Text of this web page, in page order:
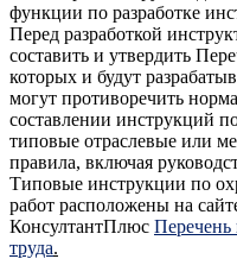
функции по разработке
Перед разработкой
составить и утвердить
которых и будут
могут противоречить
составлении инструкций
типовые отраслевые или
правила, включая
Типовые инструкции по
работ расположены на
КонсултантПлюс Перечень
труда.